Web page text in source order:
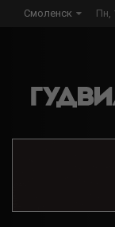
Смоленск Пн,